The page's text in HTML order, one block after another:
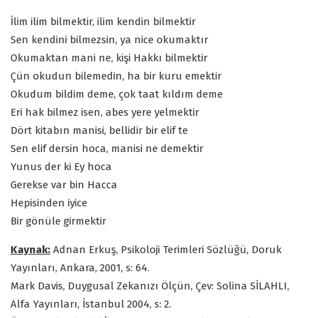
İlim ilim bilmektir, ilim kendin bilmektir
Sen kendini bilmezsin, ya nice okumaktır
Okumaktan mani ne, kişi Hakkı bilmektir
Çün okudun bilemedin, ha bir kuru emektir
Okudum bildim deme, çok taat kıldım deme
Eri hak bilmez isen, abes yere yelmektir
Dört kitabın manisi, bellidir bir elif te
Sen elif dersin hoca, manisi ne demektir
Yunus der ki Ey hoca
Gerekse var bin Hacca
Hepisinden iyice
Bir gönüle girmektir
Kaynak: Adnan Erkuş, Psikoloji Terimleri Sözlüğü, Doruk
Yayınları, Ankara, 2001, s: 64.
Mark Davis, Duygusal Zekanızı Ölçün, Çev: Solina SİLAHLI,
Alfa Yayınları, İstanbul 2004, s: 2.